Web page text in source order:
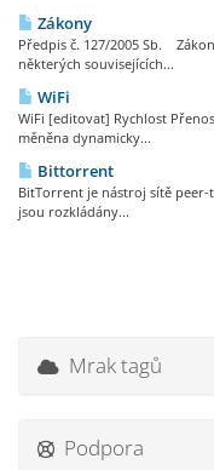
Zákony
Předpis č. 127/2005 Sb.
některých souvisejících...
WiFi
WiFi [editovat] Rychlost
měněna dynamicky...
Bittorrent
BitTorrent je nástroj sítě
jsou rozkládány...
Mrak tagů
Podpora